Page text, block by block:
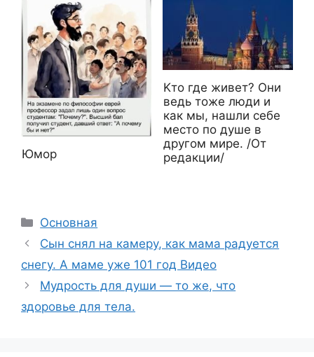
Юмор
Kто где живет? Они
ведь тоже люди и
как мы, нашли себе
место по душе в
другом мире. /От
редакции/
Рубрики
Основная
Сын снял на камеру, как мама радуется
снегу. А маме уже 101 год Видео
Мудрость для души — то же, что
здоровье для тела.